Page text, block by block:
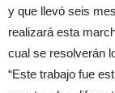
y que llevó seis
realizará esta
cual se resolverán
“Este trabajo fue